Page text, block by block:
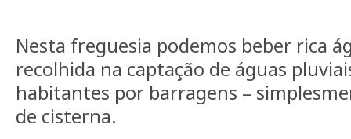
Nesta freguesia podemos beber rica
recolhida na captação de águas
habitantes por barragens –
de cisterna.